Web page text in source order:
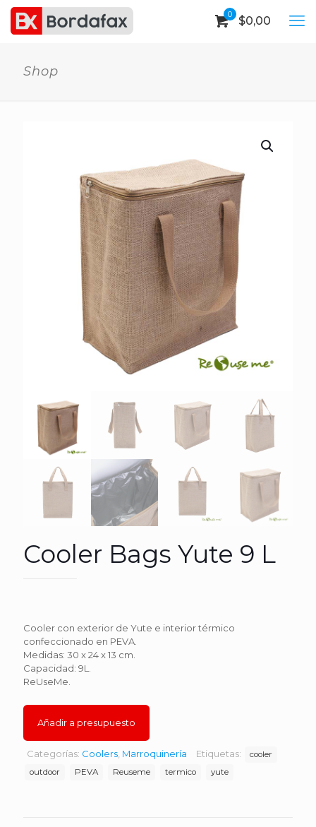
0 $0,00
Shop
Cooler Bags Yute 9 L
Cooler con exterior de Yute e interior térmico
confeccionado en PEVA.
Medidas: 30 x 24 x 13 cm.
Capacidad: 9L.
ReUseMe.
Añadir a presupuesto
Categorías: Coolers Marroquinería Etiquetas:
cooler
outdoor
PEVA Reuseme termico yute